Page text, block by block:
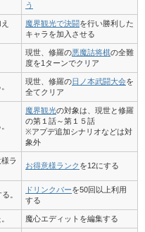
う
魔界観光で決闘を行い勝利した
キャラを加入させる
現世、修羅の悪魔詰将棋の全難
度を1ターンでクリア
現世、修羅の日ノ本武闘大会を
全てクリア
魔界観光の対象は、現世と修羅
の第１話～第１５話
※アプデ追加シナリオなどは対
象外
ラ
お得意様ランク を12にする
。
ドリンクバーを50回以上利用
する
魔心エディットを編集する